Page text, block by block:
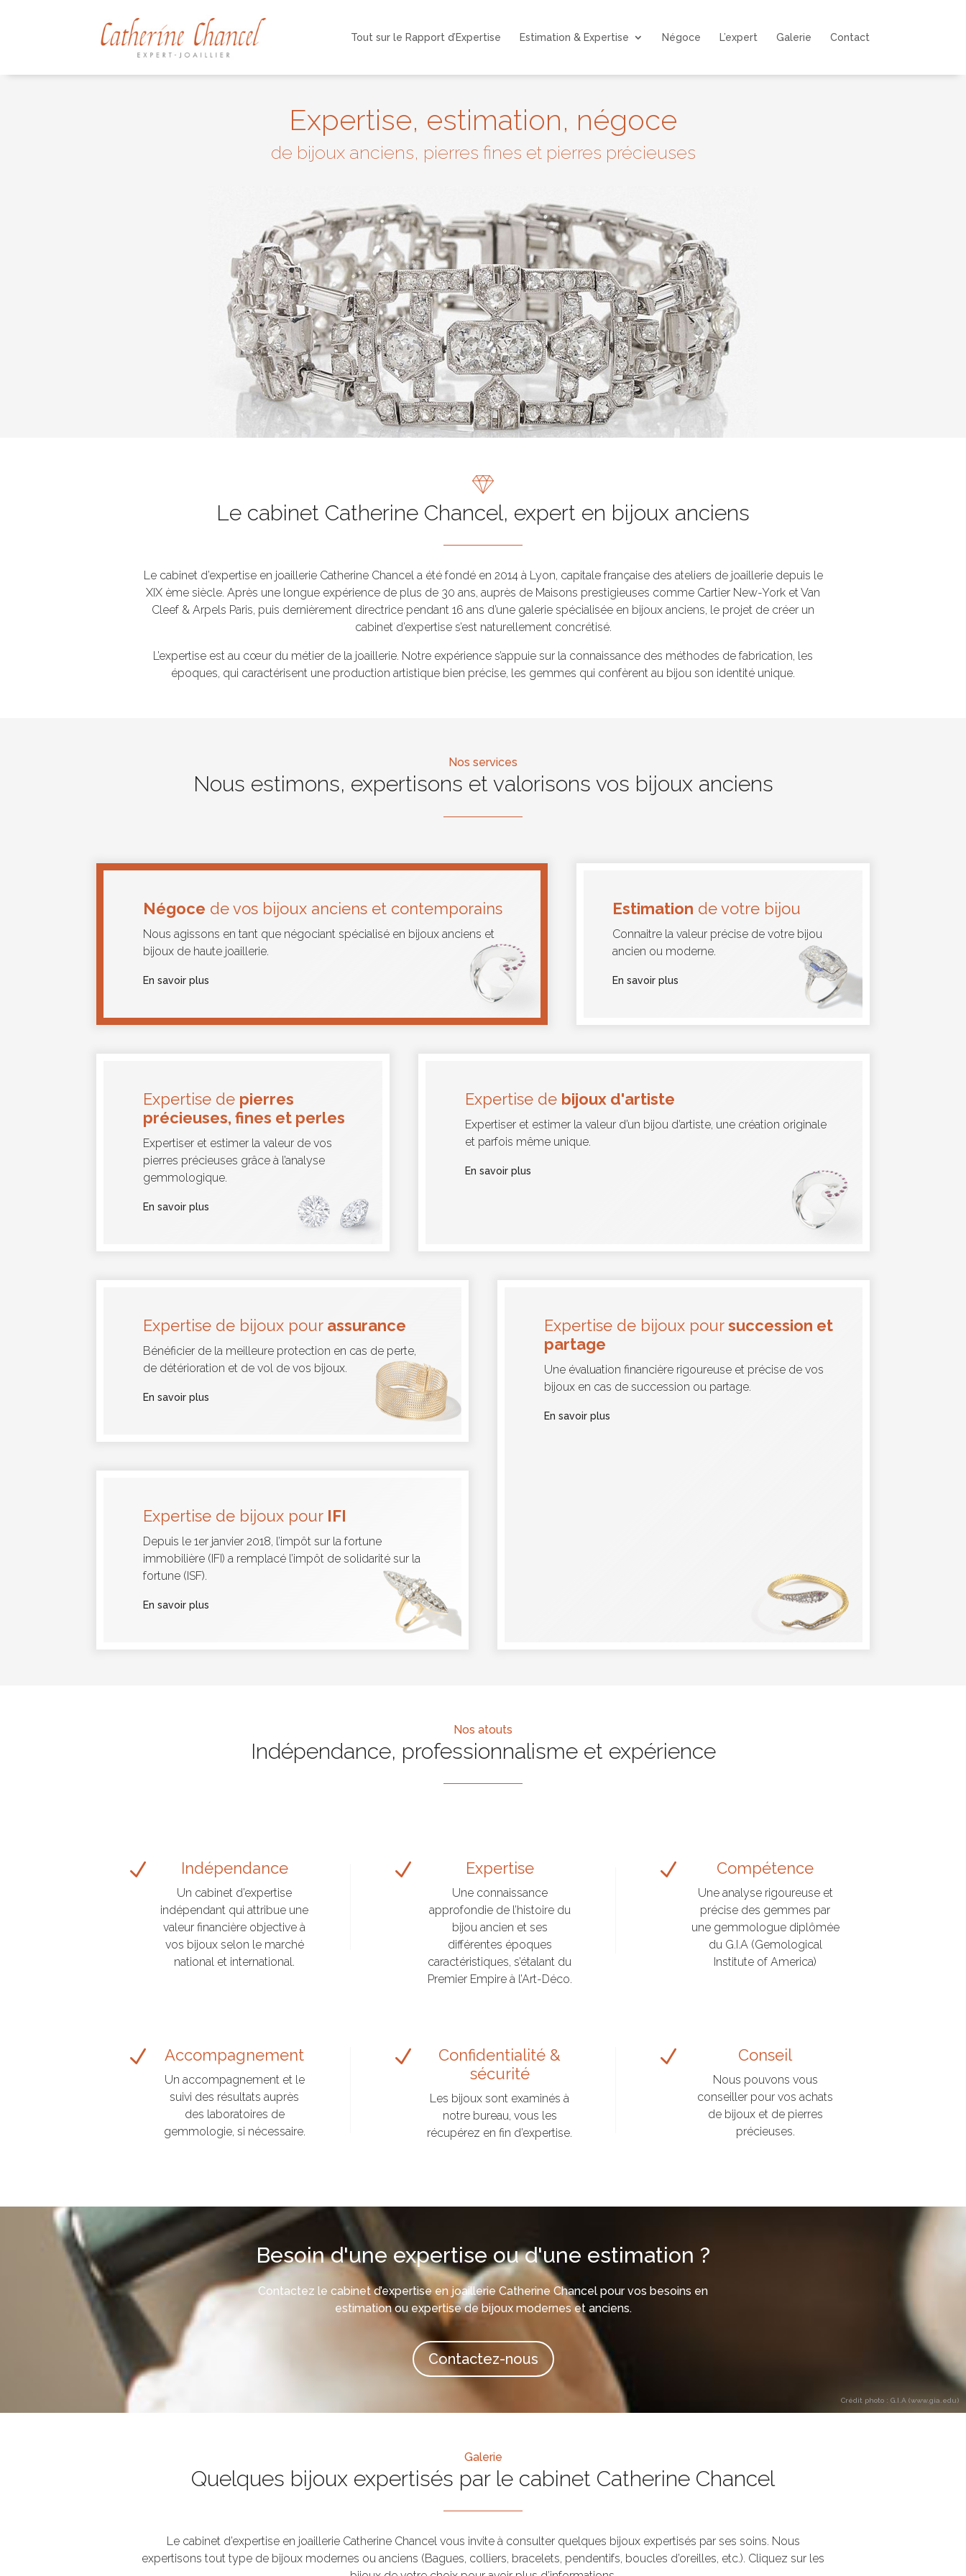
Tout sur le Rapport d’Expertise Estimation & Expertise Négoce L’expert Galerie Contact
Expertise, estimation, négoce
de bijoux anciens, pierres fines et pierres précieuses
Le cabinet Catherine Chancel, expert en bijoux anciens
Le cabinet d’expertise en joaillerie Catherine Chancel a été fondé en 2014 à Lyon, capitale française des ateliers de joaillerie depuis le
XIX ème siècle. Après une longue expérience de plus de 30 ans, auprès de Maisons prestigieuses comme Cartier New-York et Van
Cleef & Arpels Paris, puis dernièrement directrice pendant 16 ans d’une galerie spécialisée en bijoux anciens, le projet de créer un
cabinet d’expertise s’est naturellement concrétisé.
L’expertise est au cœur du métier de la joaillerie. Notre expérience s’appuie sur la connaissance des méthodes de fabrication, les
époques, qui caractérisent une production artistique bien précise, les gemmes qui confèrent au bijou son identité unique.
Nos services
Nous estimons, expertisons et valorisons vos bijoux anciens
Négoce de vos bijoux anciens et contemporains
Nous agissons en tant que négociant spécialisé en bijoux anciens et
bijoux de haute joaillerie.
En savoir plus
Estimation de votre bijou
Connaitre la valeur précise de votre bijou
ancien ou moderne.
En savoir plus
Expertise de pierres
précieuses, fines et perles
Expertiser et estimer la valeur de vos
pierres précieuses grâce à l’analyse
gemmologique.
En savoir plus
Expertise de bijoux d'artiste
Expertiser et estimer la valeur d’un bijou d’artiste, une création originale
et parfois même unique.
En savoir plus
Expertise de bijoux pour assurance
Bénéficier de la meilleure protection en cas de perte,
de détérioration et de vol de vos bijoux.
En savoir plus
Expertise de bijoux pour IFI
Depuis le 1er janvier 2018, l’impôt sur la fortune
immobilière (IFI) a remplacé l’impôt de solidarité sur la
fortune (ISF).
En savoir plus
Expertise de bijoux poursuccession et
partage
Une évaluation financière rigoureuse et précise de vos
bijoux en cas de succession ou partage.
En savoir plus
Nos atouts
Indépendance, professionnalisme et expérience
N Indépendance
Un cabinet d’expertise
indépendant qui attribue une
valeur financière objective à
vos bijoux selon le marché
national et international.
N Expertise
Une connaissance
approfondie de l’histoire du
bijou ancien et ses
différentes époques
caractéristiques, s’étalant du
Premier Empire à l’Art-Déco.
N Compétence
Une analyse rigoureuse et
précise des gemmes par
une gemmologue diplômée
du G.I.A (Gemological
Institute of America)
N Accompagnement
Un accompagnement et le
suivi des résultats auprès
des laboratoires de
gemmologie, si nécessaire.
N
Confidentialité &
sécurité
Les bijoux sont examinés à
notre bureau, vous les
récupérez en fin d’expertise.
N Conseil
Nous pouvons vous
conseiller pour vos achats
de bijoux et de pierres
précieuses.
Besoin d'une expertise ou d'une estimation ?
Contactez le cabinet d’expertise en joaillerie Catherine Chancel pour vos besoins en
estimation ou expertise de bijoux modernes et anciens.
Contactez-nous
Crédit photo : G.I.A (www.gia.edu)
Galerie
Quelques bijoux expertisés par le cabinet Catherine Chancel
Le cabinet d’expertise en joaillerie Catherine Chancel vous invite à consulter quelques bijoux expertisés par ses soins. Nous
expertisons tout type de bijoux modernes ou anciens (Bagues, colliers, bracelets, pendentifs, boucles d’oreilles, etc.). Cliquez sur les